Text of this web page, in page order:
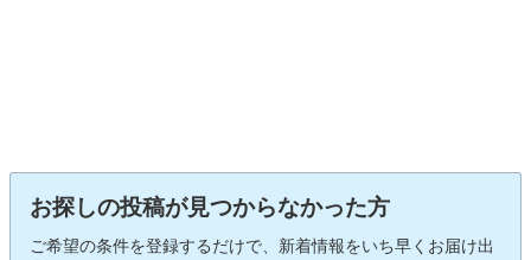
お探しの投稿が見つからなかった方
ご希望の条件を登録するだけで、新着情報をいち早くお届け出